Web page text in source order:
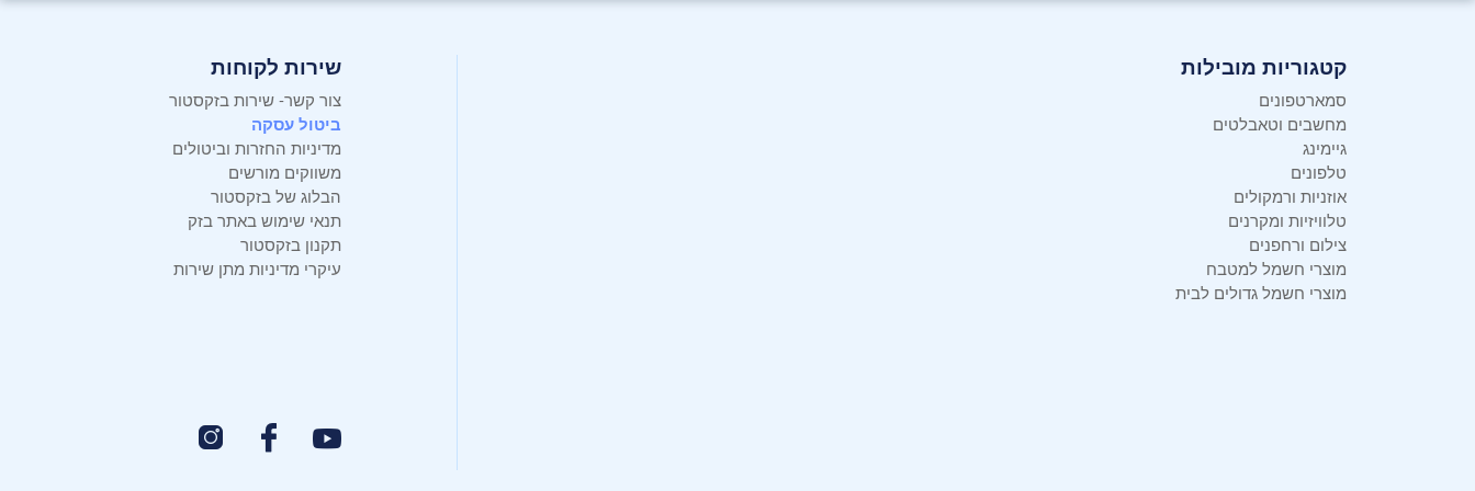
קטגוריות מובילות
סמארטפונים
מחשבים וטאבלטים
גיימינג
טלפונים
אוזניות ורמקולים
טלוויזיות ומקרנים
צילום ורחפנים
מוצרי חשמל למטבח
מוצרי חשמל גדולים לבית
שירות לקוחות
צור קשר- שירות בזקסטור
ביטול עסקה
מדיניות החזרות וביטולים
משווקים מורשים
הבלוג של בזקסטור
תנאי שימוש באתר בזק
תקנון בזקסטור
עיקרי מדיניות מתן שירות